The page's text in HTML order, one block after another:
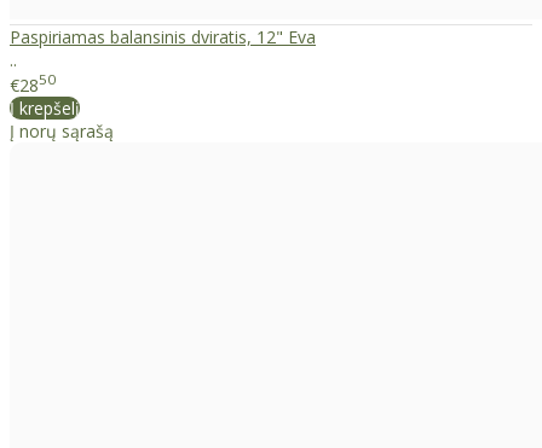
Paspiriamas balansinis dviratis, 12" Eva
..
€2850
Į krepšelį
Į norų sąrašą